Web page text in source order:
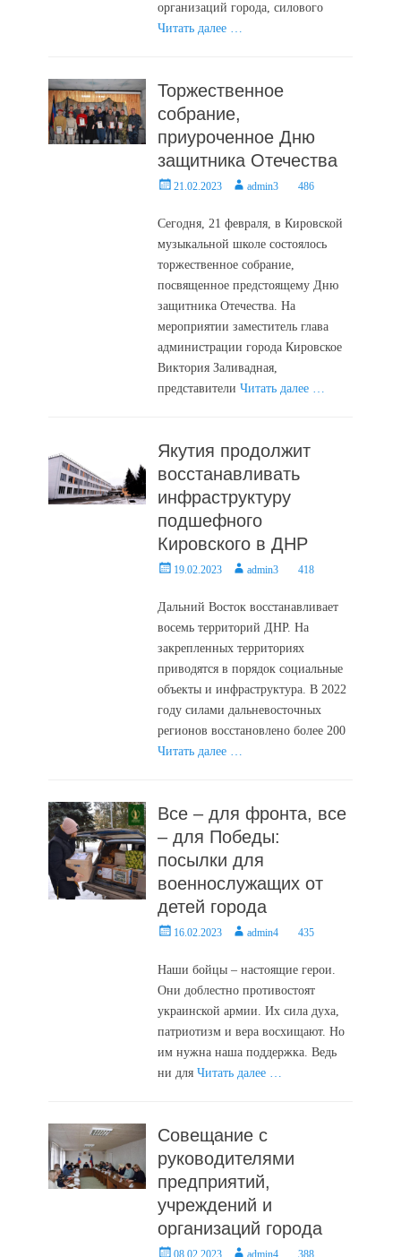
организаций города, силового
Читать далее …
Торжественное
собрание,
приуроченное Дню
защитника Отечества
Posted21.02.2023 Authoradmin3 486
Сегодня, 21 февраля, в Кировской
музыкальной школе состоялось
торжественное собрание,
посвященное предстоящему Дню
защитника Отечества. На
мероприятии заместитель глава
администрации города Кировское
Виктория Заливадная,
представителиЧитать далее …
Якутия продолжит
восстанавливать
инфраструктуру
подшефного
Кировского в ДНР
Posted19.02.2023 Authoradmin3 418
Дальний Восток восстанавливает
восемь территорий ДНР. На
закрепленных территориях
приводятся в порядок социальные
объекты и инфраструктура. В 2022
году силами дальневосточных
регионов восстановлено более 200
Читать далее …
Все – для фронта, все
– для Победы:
посылки для
военнослужащих от
детей города
Posted16.02.2023 Authoradmin4 435
Наши бойцы – настоящие герои.
Они доблестно противостоят
украинской армии. Их сила духа,
патриотизм и вера восхищают. Но
им нужна наша поддержка. Ведь
ни дляЧитать далее …
Совещание с
руководителями
предприятий,
учреждений и
организаций города
Posted
Author